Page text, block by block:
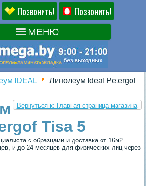
Позвонить! Позвонить!
IDEAL
Линолеум Ideal Petergof
Вернуться к: Главная страница магазина
Tisa 5
с образцами и доставка от 16м2
и до 24 месяцев для физических лиц через